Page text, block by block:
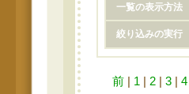
一覧の表示方法
絞り込みの実行
前 1 2 3 4